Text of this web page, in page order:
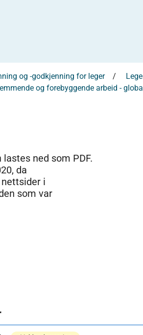
og -godkjenning for leger
og forebyggende arbeid -
ned som PDF.
da
i
som var